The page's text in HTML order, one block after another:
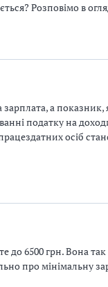
Розповімо в
а показник,
податку на
осіб
до 6500 грн. Вона
про мінімальну